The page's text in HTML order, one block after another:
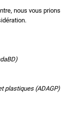
nous vous prions
plastiques (ADAGP)